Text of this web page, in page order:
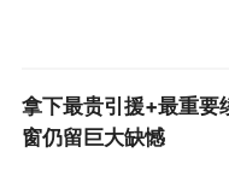
去年12月，肇
俱乐部进行了一番
于这次欧洲经历，
拿下最贵引援+最重要
窗仍留巨大缺憾